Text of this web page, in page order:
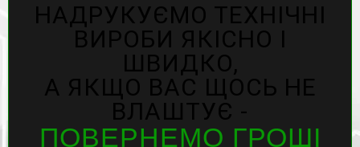
НАДРУКУЄМО ТЕХНІЧНІ
ВИРОБИ ЯКІСНО І
ШВИДКО,
А ЯКЩО ВАС ЩОСЬ НЕ
ВЛАШТУЄ -
ПОВЕРНЕМО ГРОШІ